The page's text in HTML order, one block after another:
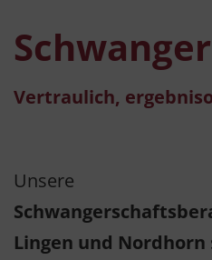
Vertraulich,
Unsere
Lingen und Nordhorn